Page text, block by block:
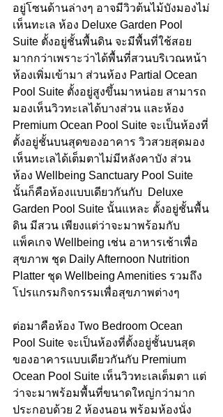
อยู่โซนด้านล่างๆ อาจมีวิวต้นไม้บังมองไม่
เห็นทะเล ห้อง Deluxe Garden Pool
Suite ตั้งอยู่ชั้นพื้นดิน จะมีพื้นที่ใช้สอย
มากกว่าเพราะว่าได้พื้นที่สวนบริเวณหน้า
ห้องเพิ่มเข้ามา ส่วนห้อง Partial Ocean
Pool Suite ตั้งอยู่สูงขึ้นมาหน่อย สามารถ
มองเห็นวิวทะเลได้บางส่วน และห้อง
Premium Ocean Pool Suite จะเป็นห้องที่
ตั้งอยู่ชั้นบนสุดของอาคาร วิวสวยสุดมอง
เห็นทะเลได้เต็มตาไม่มีหลังคาบัง ส่วน
ห้อง Wellbeing Sanctuary Pool Suite
นั้นก็คือห้องแบบเดียวกันกับ  Deluxe
Garden Pool Suite นั้นแหละ ตั้งอยู่ชั้นพื้น
ดิน มีสวน เพียงแต่ว่าจะมาพร้อมกับ
แพ็คเกจ Wellbeing เช่น อาหารเช้าเพื่อ
สุขภาพ ชุด Daily Afternoon Nutrition
Platter ชุด Wellbeing Amenities รวมถึง
โปรแกรมกิจกรรมเพื่อสุขภาพต่างๆ
ต่อมาคือห้อง Two Bedroom Ocean
Pool Suite จะเป็นห้องที่ตั้งอยู่ชั้นบนสุด
ของอาคารแบบเดียวกันกับ Premium
Ocean Pool Suite เห็นวิวทะเลเต็มตา แต่
ว่าจะมาพร้อมพื้นที่ขนาดใหญ่กว่ามาก
ประกอบด้วย 2 ห้องนอน พร้อมห้องนั่ง